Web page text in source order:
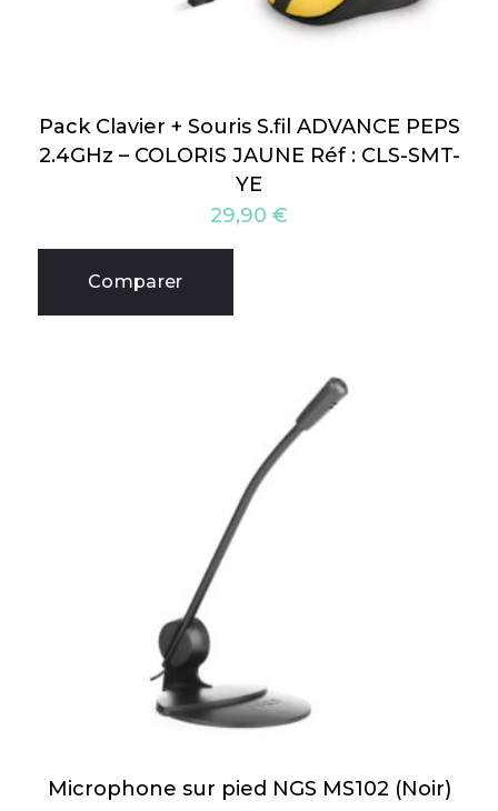
Pack Clavier + Souris S.fil ADVANCE PEPS
2.4GHz – COLORIS JAUNE Réf : CLS-SMT-
YE
29,90 €
Comparer
Microphone sur pied NGS MS102 (Noir)